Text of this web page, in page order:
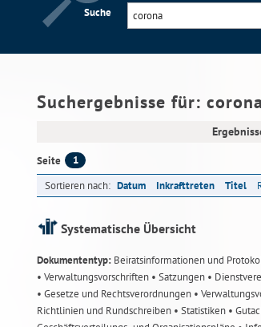
Suche
Suchergebnisse für: corona
Seite 1
Sortieren nach: Datum Inkrafttreten Titel
Systematische Übersicht
Dokumententyp: Beiratsinformationen und
• Verwaltungsvorschriften • Satzungen •
• Gesetze und Rechtsverordnungen •
Richtlinien und Rundschreiben • Statistiken •